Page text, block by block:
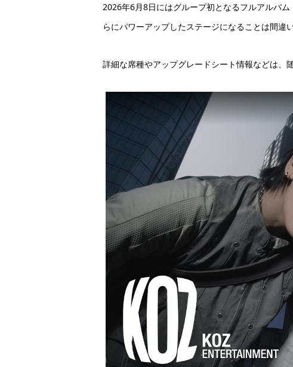
2026年6月8日にはグループ初となるフルアルバ
らにパワーアップしたステージになることは間違
詳細な席種やアップグレードシート情報などは、